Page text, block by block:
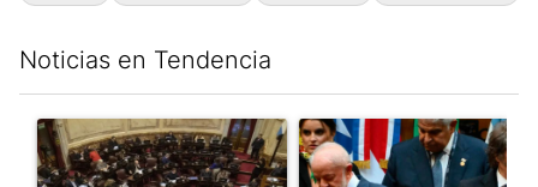
Noticias en Tendencia
Un artículo de tendencia con el título "El Senado dio media
Un artículo de tendencia con